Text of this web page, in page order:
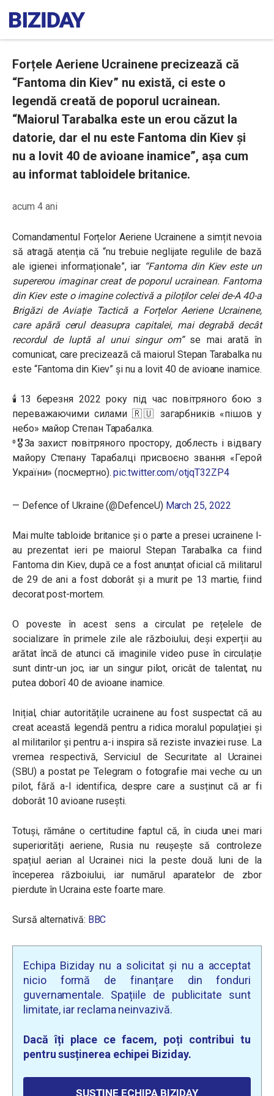
Forțele Aeriene Ucrainene precizează că
“Fantoma din Kiev” nu există, ci este o
legendă creată de poporul ucrainean.
“Maiorul Tarabalka este un erou căzut la
datorie, dar el nu este Fantoma din Kiev și
nu a lovit 40 de avioane inamice”, așa cum
au informat tabloidele britanice.
acum 4 ani
Comandamentul Forțelor Aeriene Ucrainene a simțit nevoia
să atragă atenția că “nu trebuie neglijate regulile de bază
ale igienei informaționale”, iar “Fantoma din Kiev este un
supererou imaginar creat de poporul ucrainean. Fantoma
din Kiev este o imagine colectivă a piloților celei de-A 40-a
Brigăzi de Aviație Tactică a Forțelor Aeriene Ucrainene,
care apără cerul deasupra capitalei, mai degrabă decât
recordul de luptă al unui singur om” se mai arată în
comunicat, care precizează că maiorul Stepan Tarabalka nu
este “Fantoma din Kiev” și nu a lovit 40 de avioane inamice.
🕯13 березня 2022 року під час повітряного бою з
переважаючими силами 🇷🇺 загарбників «пішов у
небо» майор Степан Тарабалка.
⁰🎖За захист повітряного простору, доблесть і відвагу
майору Степану Тарабалці присвоєно звання «Герой
України» (посмертно).pic.twitter.com/otjqT32ZP4
— Defence of Ukraine (@DefenceU) March 25, 2022
Mai multe tabloide britanice și o parte a presei ucrainene l-
au prezentat ieri pe maiorul Stepan Tarabalka ca fiind
Fantoma din Kiev, după ce a fost anunțat oficial că militarul
de 29 de ani a fost doborât și a murit pe 13 martie, fiind
decorat post-mortem.
O poveste în acest sens a circulat pe rețelele de
socializare în primele zile ale războiului, deși experții au
arătat încă de atunci că imaginile video puse în circulație
sunt dintr-un joc, iar un singur pilot, oricât de talentat, nu
putea doborî 40 de avioane inamice.
Inițial, chiar autoritățile ucrainene au fost suspectat că au
creat această legendă pentru a ridica moralul populației și
al militarilor și pentru a-i inspira să reziste invaziei ruse. La
vremea respectivă, Serviciul de Securitate al Ucrainei
(SBU) a postat pe Telegram o fotografie mai veche cu un
pilot, fără a-l identifica, despre care a susținut că ar fi
doborât 10 avioane rusești.
Totuși, rămâne o certitudine faptul că, în ciuda unei mari
superiorități aeriene, Rusia nu reușește să controleze
spațiul aerian al Ucrainei nici la peste două luni de la
începerea războiului, iar numărul aparatelor de zbor
pierdute în Ucraina este foarte mare.
Sursă alternativă: BBC
Echipa Biziday nu a solicitat și nu a acceptat
nicio formă de finanțare din fonduri
guvernamentale. Spațiile de publicitate sunt
limitate, iar reclama neinvazivă.
Dacă îți place ce facem, poți contribui tu
pentru susținerea echipei Biziday.
SUSȚINE ECHIPA BIZIDAY